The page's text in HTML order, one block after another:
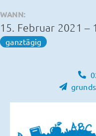
Inhalt
springen
WANN:
15. Februar 2021 –
ganztägig